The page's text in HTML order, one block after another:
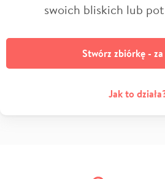
swoich bliskich lub
Stwórz zbiórkę -
Jak to